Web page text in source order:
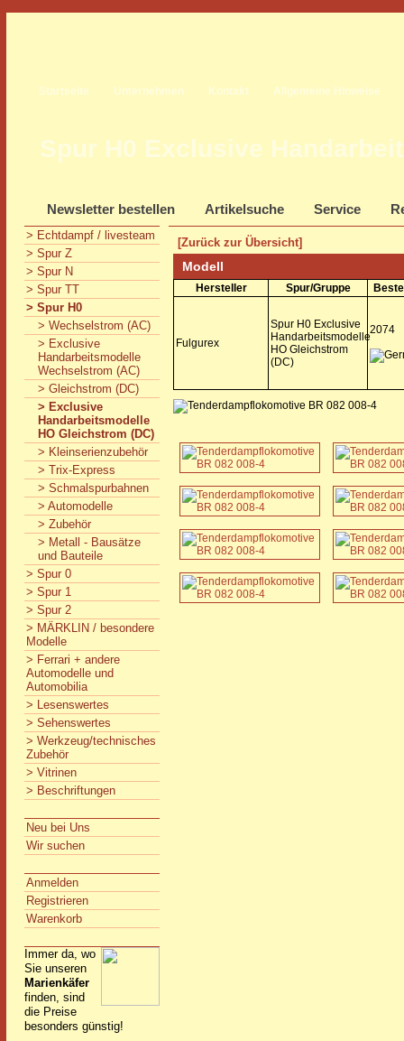
Startseite Unternehmen Kontakt Allgemeine Hinweise
Spur H0 Exclusive
Newsletter bestellen Artikelsuche Service
> Echtdampf / livesteam
> Spur Z
> Spur N
> Spur TT
> Spur H0
> Wechselstrom (AC)
> Exclusive
Handarbeitsmodelle
Wechselstrom (AC)
> Gleichstrom (DC)
> Exclusive
Handarbeitsmodelle
HO Gleichstrom (DC)
> Kleinserienzubehör
> Trix-Express
> Schmalspurbahnen
> Automodelle
> Zubehör
> Metall - Bausätze
und Bauteile
> Spur 0
> Spur 1
> Spur 2
> MÄRKLIN / besondere
Modelle
> Ferrari + andere
Automodelle und
Automobilia
> Lesenswertes
> Sehenswertes
> Werkzeug/technisches
Zubehör
> Vitrinen
> Beschriftungen
Neu bei Uns
Wir suchen
Anmelden
Registrieren
Warenkorb
Immer da, wo
Sie unseren
Marienkäfer
finden, sind
die Preise
besonders günstig!
[Zurück zur Übersicht]
Modell
Hersteller Spur/Gruppe
Fulgurex
Spur H0 Exclusive
Handarbeitsmodelle
HO Gleichstrom
(DC)
2074